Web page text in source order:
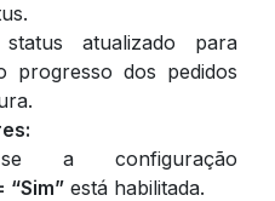
atualizado para
progresso dos pedidos
a configuração
“Sim” está habilitada.